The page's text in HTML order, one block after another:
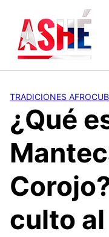
contenido
TRADICIONES
¿Qué
culto